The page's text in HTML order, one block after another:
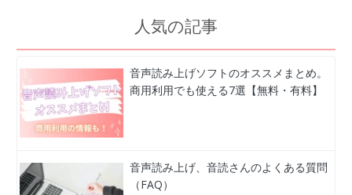
人気の記事
音声読み上げソフトのオススメまとめ。
商用利用でも使える7選【無料・有料】
音声読み上げ、音読さんのよくある質問
（FAQ）